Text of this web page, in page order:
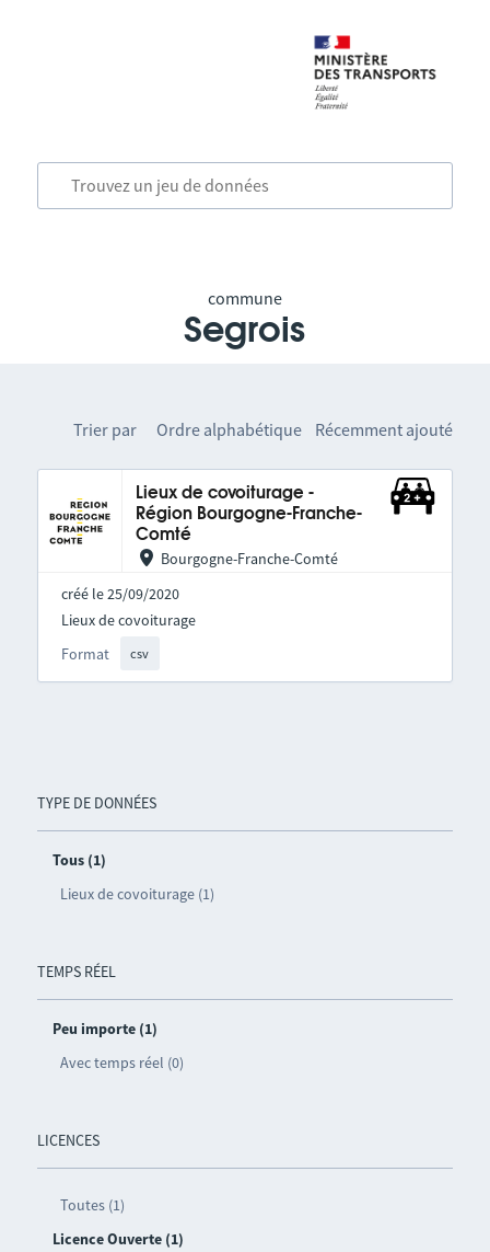
commune
Segrois
TYPE DE DONNÉES
Tous (1)
Lieux de covoiturage (1)
TEMPS RÉEL
Peu importe (1)
Avec temps réel (0)
LICENCES
Toutes (1)
Licence Ouverte (1)
Trier par Ordre alphabétique Récemment ajouté
Lieux de covoiturage -
Région Bourgogne-Franche-
Comté
Bourgogne-Franche-Comté
créé le 25/09/2020
Format csv
Lieux de covoiturage